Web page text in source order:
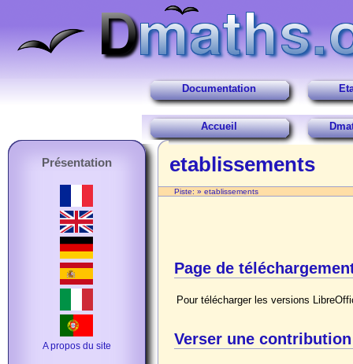
Documentation
Accueil
Présentation
A propos du site
etablissements
Piste: » etablissements
Page de
Pour télécharger les versions
Verser une